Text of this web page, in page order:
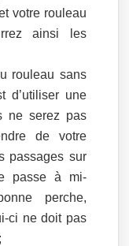
votre rouleau
ainsi les
rouleau sans
d’utiliser une
ne serez pas
de votre
passages sur
passe à mi-
perche,
ci ne doit pas